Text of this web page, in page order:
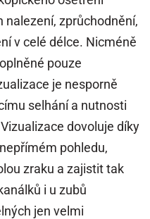
nalezení, zprůchodnění,
v celé délce. Nicméně
pouze
je nesporně
selhání a nutnosti
dovoluje díky
pohledu,
zraku a zajistit tak
i u zubů
jen velmi